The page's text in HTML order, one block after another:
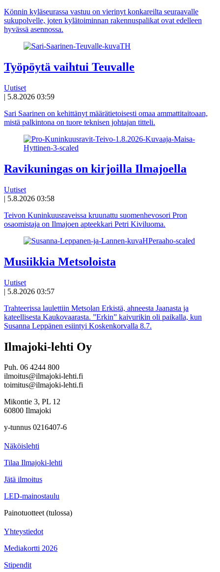
Könnin kyläseurassa vastuu on vierinyt konkareilta seuraavalle
sukupolvelle, joten kylätoiminnan rakennuspalikat ovat edelleen
hyvässä asennossa.
Työpöytä vaihtui Teuvalle
Uutiset
| 5.8.2026 03:59
Sari Saarinen on kehittänyt määrätietoisesti omaa ammattitaitoaan,
mistä palkintona on tuore teknisen johtajan titteli.
Ravikuningas on kirjoilla Ilmajoella
Uutiset
| 5.8.2026 03:58
Teivon Kuninkuusraveissa kruunattu suomenhevosori Pron
osaomistaja on Ilmajoen apteekkari Petri Kiviluoma.
Musiikkia Metsoloista
Uutiset
| 5.8.2026 03:57
Trahteerissa laulettiin Metsolan Erkistä, ahneesta Jaanasta ja
kateellisesta Kaukovaarasta. ”Erkin” kaivurikin oli paikalla, kun
Susanna Leppänen esiintyi Koskenkorvalla 8.7.
Ilmajoki-lehti Oy
Puh. 06 4244 800
ilmoitus@ilmajoki-lehti.fi
toimitus@ilmajoki-lehti.fi
Mikontie 3, PL 12
60800 Ilmajoki
y-tunnus 0216407-6
Näköislehti
Tilaa Ilmajoki-lehti
Jätä ilmoitus
LED-mainostaulu
Painotuotteet (tulossa)
Yhteystiedot
Mediakortti 2026
Stipendit